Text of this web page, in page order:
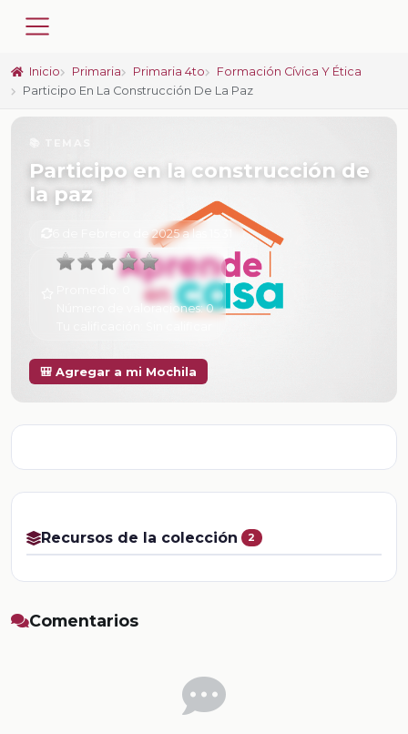
Inicio Primaria Primaria 4to
Formación Cívica Y Ética
Participo En La Construcción De La Paz
Participo en la construcción de
la paz
6 de Febrero de 2025 a las 15:31
Número de valoraciones:0
🎒 Agregar a mi Mochila
Recursos de la colección 2
Comentarios